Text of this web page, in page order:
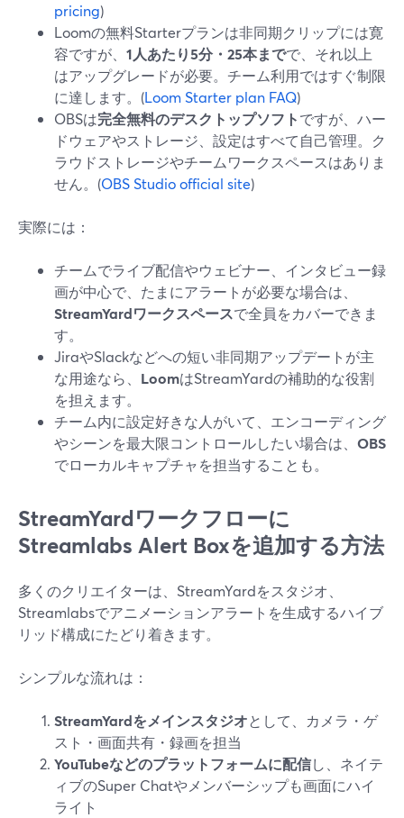
pricing)
Loomの無料Starterプランは非同期クリップには寛
容ですが、 1人あたり5分・25本までで、それ以上
はアップグレードが必要。チーム利用ではすぐ制限
に達します。(Loom Starter plan FAQ)
OBSは完全無料のデスクトップソフトですが、ハー
ドウェアやストレージ、設定はすべて自己管理。ク
ラウドストレージやチームワークスペースはありま
せん。(OBS Studio official site)
実際には：
チームでライブ配信やウェビナー、インタビュー録
画が中心で、たまにアラートが必要な場合は、
StreamYardワークスペースで全員をカバーできま
す。
JiraやSlackなどへの短い非同期アップデートが主
な用途なら、 LoomはStreamYardの補助的な役割
を担えます。
チーム内に設定好きな人がいて、エンコーディング
やシーンを最大限コントロールしたい場合は、 OBS
でローカルキャプチャを担当することも。
StreamYardワークフローに
Streamlabs Alert Boxを追加する方法
多くのクリエイターは、StreamYardをスタジオ、
Streamlabsでアニメーションアラートを生成するハイブ
リッド構成にたどり着きます。
シンプルな流れは：
StreamYardをメインスタジオとして、カメラ・ゲ
スト・画面共有・録画を担当
YouTubeなどのプラットフォームに配信し、ネイテ
ィブのSuper Chatやメンバーシップも画面にハイ
ライト